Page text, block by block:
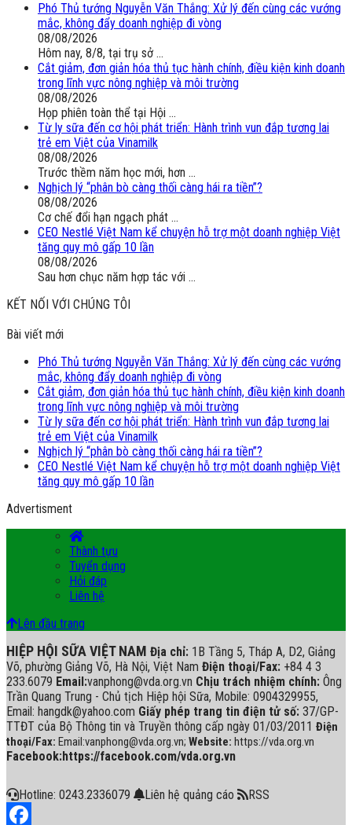
Phó Thủ tướng Nguyễn Văn Thắng: Xử lý đến cùng các vướng
mắc, không đẩy doanh nghiệp đi vòng
08/08/2026
Hôm nay, 8/8, tại trụ sở ...
Cắt giảm, đơn giản hóa thủ tục hành chính, điều kiện kinh doanh
trong lĩnh vực nông nghiệp và môi trường
08/08/2026
Họp phiên toàn thể tại Hội ...
Từ ly sữa đến cơ hội phát triển: Hành trình vun đắp tương lai
trẻ em Việt của Vinamilk
08/08/2026
Trước thềm năm học mới, hơn ...
Nghịch lý “phân bò càng thối càng hái ra tiền”?
08/08/2026
Cơ chế đổi hạn ngạch phát ...
CEO Nestlé Việt Nam kể chuyện hỗ trợ một doanh nghiệp Việt
tăng quy mô gấp 10 lần
08/08/2026
Sau hơn chục năm hợp tác với ...
KẾT NỐI VỚI CHÚNG TÔI
Bài viết mới
Phó Thủ tướng Nguyễn Văn Thắng: Xử lý đến cùng các vướng
mắc, không đẩy doanh nghiệp đi vòng
Cắt giảm, đơn giản hóa thủ tục hành chính, điều kiện kinh doanh
trong lĩnh vực nông nghiệp và môi trường
Từ ly sữa đến cơ hội phát triển: Hành trình vun đắp tương lai
trẻ em Việt của Vinamilk
Nghịch lý “phân bò càng thối càng hái ra tiền”?
CEO Nestlé Việt Nam kể chuyện hỗ trợ một doanh nghiệp Việt
tăng quy mô gấp 10 lần
Advertisment
Thành tựu
Tuyển dụng
Hỏi đáp
Liên hệ
Lên đầu trang
HIỆP HỘI SỮA VIỆT NAM Địa chỉ: 1B Tầng 5, Tháp A, D2, Giảng
Võ, phường Giảng Võ, Hà Nội, Việt Nam Điện thoại/Fax: +84 4 3
233.6079 Email:vanphong@vda.org.vn Chịu trách nhiệm chính: Ông
Trần Quang Trung - Chủ tịch Hiệp hội Sữa, Mobile: 0904329955,
Email: hangdk@yahoo.com Giấy phép trang tin điện tử số: 37/GP-
TTĐT của Bộ Thông tin và Truyền thông cấp ngày 01/03/2011 Điện
thoại/Fax: Email:vanphong@vda.org.vn; Website: https://vda.org.vn
Facebook:https://facebook.com/vda.org.vn
Hotline: 0243.2336079 Liên hệ quảng cáo RSS